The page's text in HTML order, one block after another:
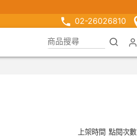
02-26026810
上架時間 點閱次數